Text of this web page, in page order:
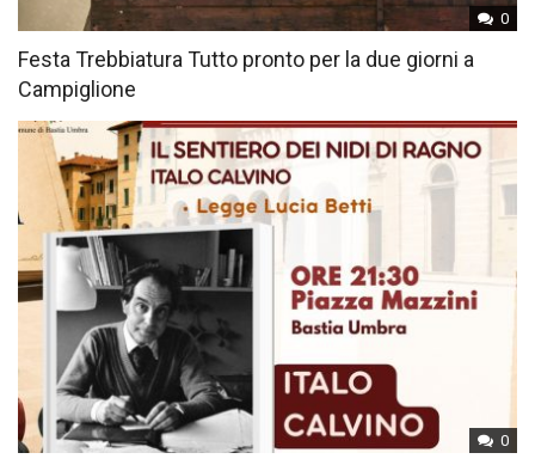
0
Festa Trebbiatura Tutto pronto per la due giorni a
Campiglione
0